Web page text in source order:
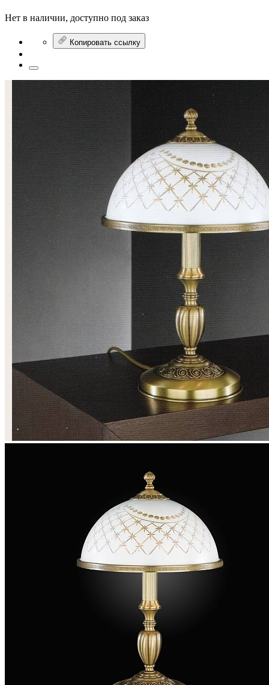
Нет в наличии, доступно под заказ
Копировать ссылку